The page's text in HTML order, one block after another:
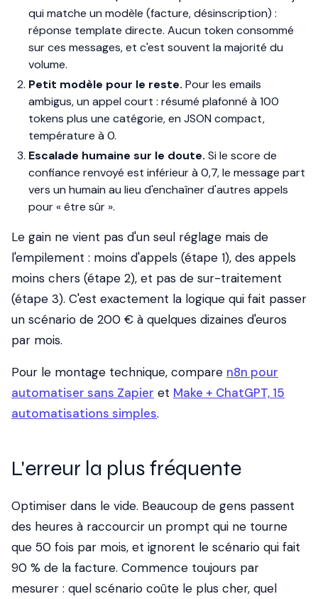
qui matche un modèle (facture, désinscription) :
réponse template directe. Aucun token consommé
sur ces messages, et c'est souvent la majorité du
volume.
Petit modèle pour le reste. Pour les emails
ambigus, un appel court : résumé plafonné à 100
tokens plus une catégorie, en JSON compact,
température à 0.
Escalade humaine sur le doute. Si le score de
confiance renvoyé est inférieur à 0,7, le message part
vers un humain au lieu d'enchaîner d'autres appels
pour « être sûr ».
Le gain ne vient pas d'un seul réglage mais de
l'empilement : moins d'appels (étape 1), des appels
moins chers (étape 2), et pas de sur-traitement
(étape 3). C'est exactement la logique qui fait passer
un scénario de 200 € à quelques dizaines d'euros
par mois.
Pour le montage technique, compare n8n pour
automatiser sans Zapier et Make + ChatGPT, 15
automatisations simples.
L'erreur la plus fréquente
Optimiser dans le vide. Beaucoup de gens passent
des heures à raccourcir un prompt qui ne tourne
que 50 fois par mois, et ignorent le scénario qui fait
90 % de la facture. Commence toujours par
mesurer : quel scénario coûte le plus cher, quel